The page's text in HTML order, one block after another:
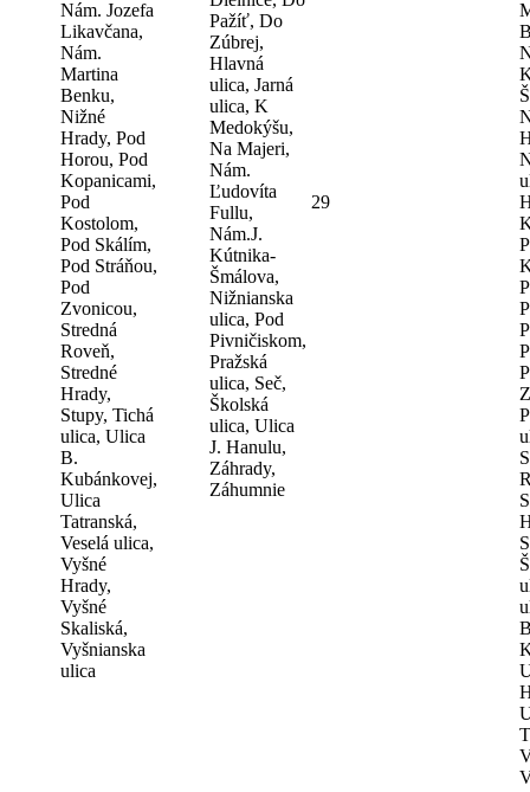
Nám. Jozefa
Likavčana,
Nám.
Martina
Benku,
Nižné
Hrady, Pod
Horou, Pod
Kopanicami,
Pod
Kostolom,
Pod Skálím,
Pod Stráňou,
Pod
Zvonicou,
Stredná
Roveň,
Stredné
Hrady,
Stupy, Tichá
ulica, Ulica
B.
Kubánkovej,
Ulica
Tatranská,
Veselá ulica,
Vyšné
Hrady,
Vyšné
Skaliská,
Vyšnianska
ulica
Pažíť, Do
Zúbrej,
Hlavná
ulica, Jarná
ulica, K
Medokýšu,
Na Majeri,
Nám.
Ľudovíta
Fullu,
Nám.J.
Kútnika-
Šmálova,
Nižnianska
ulica, Pod
Pivničiskom,
Pražská
ulica, Seč,
Školská
ulica, Ulica
J. Hanulu,
Záhrady,
Záhumnie
29